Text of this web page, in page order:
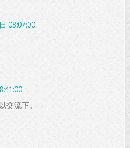
08:07:00
交流下。